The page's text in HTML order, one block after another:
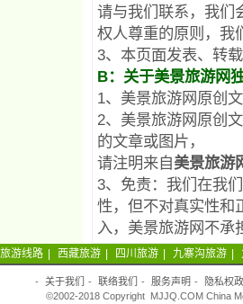
请与我们联系，我们
权人尊重的原则，我
3、本页面发表、转
B：关于美景旅游网
1、美景旅游网原创
2、美景旅游网原创
的文章或图片，
请注明来自美景旅游
3、免责：我们在我
性，但不对真实性和
入，美景旅游网不承
旅游线路 | 西藏旅游 | 四川旅游 | 九寨沟旅游 |
- 关于我们 - 联络我们 - 服务声明 -
隐私权
©2002-2018 Copyright MJJQ.COM China